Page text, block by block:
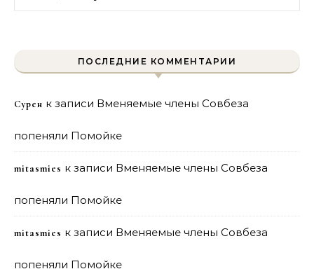
ПОСЛЕДНИЕ КОММЕНТАРИИ
Сурен к записи Вменяемые члены Совбеза
попеняли Помойке
mitasmies к записи Вменяемые члены Совбеза
попеняли Помойке
mitasmies к записи Вменяемые члены Совбеза
попеняли Помойке